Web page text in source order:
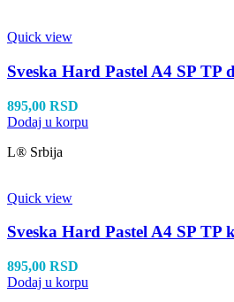
Quick view
Sveska Hard Pastel A4 SP TP
895,00 RSD
Dodaj u korpu
L® Srbija
Quick view
Sveska Hard Pastel A4 SP TP
895,00 RSD
Dodaj u korpu